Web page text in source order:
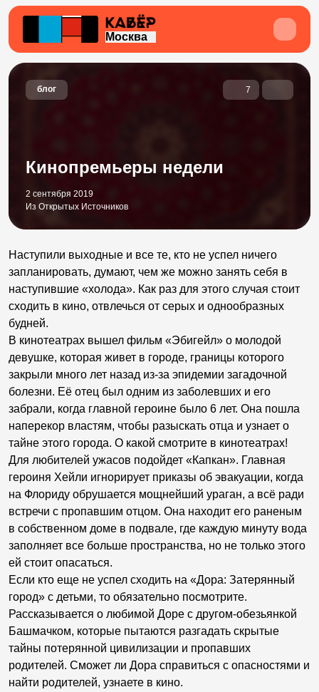
Москва
блог 7
Кинопремьеры недели
2 сентября 2019
Из Открытых Источников
Наступили выходные и все те, кто не успел ничего
запланировать, думают, чем же можно занять себя в
наступившие «холода». Как раз для этого случая стоит
сходить в кино, отвлечься от серых и однообразных
будней.
В кинотеатрах вышел фильм «Эбигейл» о молодой
девушке, которая живет в городе, границы которого
закрыли много лет назад из-за эпидемии загадочной
болезни. Её отец был одним из заболевших и его
забрали, когда главной героине было 6 лет. Она пошла
наперекор властям, чтобы разыскать отца и узнает о
тайне этого города. О какой смотрите в кинотеатрах!
Для любителей ужасов подойдет «Капкан». Главная
героиня Хейли игнорирует приказы об эвакуации, когда
на Флориду обрушается мощнейший ураган, а всё ради
встречи с пропавшим отцом. Она находит его раненым
в собственном доме в подвале, где каждую минуту вода
заполняет все больше пространства, но не только этого
ей стоит опасаться.
Если кто еще не успел сходить на «Дора: Затерянный
город» с детьми, то обязательно посмотрите.
Рассказывается о любимой Доре с другом-обезьянкой
Башмачком, которые пытаются разгадать скрытые
тайны потерянной цивилизации и пропавших
родителей. Сможет ли Дора справиться с опасностями и
найти родителей, узнаете в кино.